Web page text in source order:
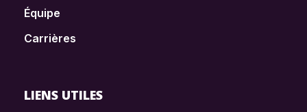
Équipe
Carrières
LIENS UTILES